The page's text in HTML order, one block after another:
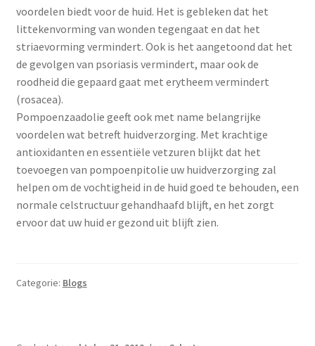
voordelen biedt voor de huid. Het is gebleken dat het
littekenvorming van wonden tegengaat en dat het
striaevorming vermindert. Ook is het aangetoond dat het
de gevolgen van psoriasis vermindert, maar ook de
roodheid die gepaard gaat met erytheem vermindert
(rosacea).
Pompoenzaadolie geeft ook met name belangrijke
voordelen wat betreft huidverzorging. Met krachtige
antioxidanten en essentiële vetzuren blijkt dat het
toevoegen van pompoenpitolie uw huidverzorging zal
helpen om de vochtigheid in de huid goed te behouden, een
normale celstructuur gehandhaafd blijft, en het zorgt
ervoor dat uw huid er gezond uit blijft zien.
Categorie: Blogs